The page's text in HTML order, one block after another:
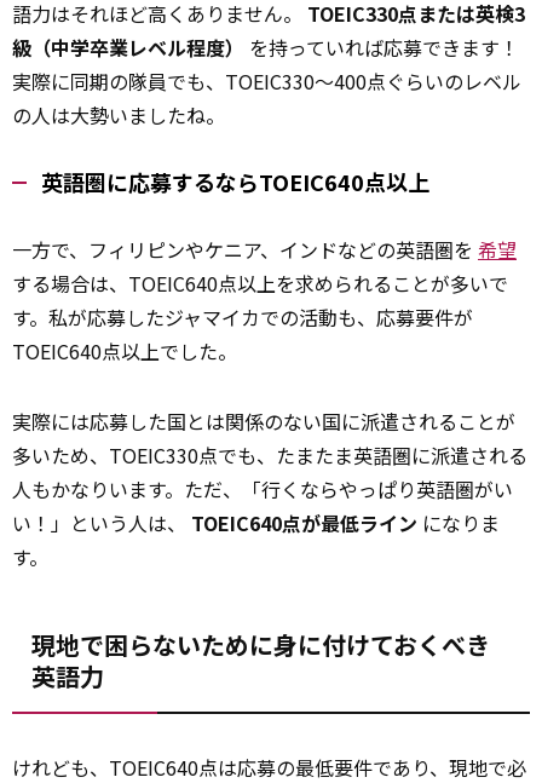
語力はそれほど高くありません。 TOEIC330点または英検3
級（中学卒業レベル程度）
を持っていれば応募できます！
実際に同期の隊員でも、TOEIC330～400点ぐらいのレベル
の人は大勢いましたね。
英語圏に応募するならTOEIC640点以上
一方で、フィリピンやケニア、インドなどの英語圏を 希望
する場合は、TOEIC640点以上を求められることが多いで
す。私が応募したジャマイカでの活動も、応募要件が
TOEIC640点以上でした。
実際には応募した国とは関係のない国に派遣されることが
多いため、TOEIC330点でも、たまたま英語圏に派遣される
人もかなりいます。ただ、「行くならやっぱり英語圏がい
い！」という人は、 TOEIC640点が最低ライン になりま
す。
現地で困らないために身に付けておくべき
英語力
けれども、TOEIC640点は応募の最低要件であり、現地で必